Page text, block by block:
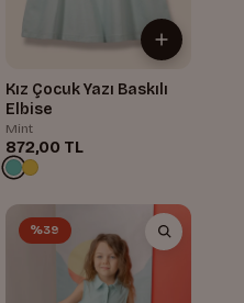
Kız Çocuk Yazı Baskılı
Elbise
Mint
872,00 TL
%39